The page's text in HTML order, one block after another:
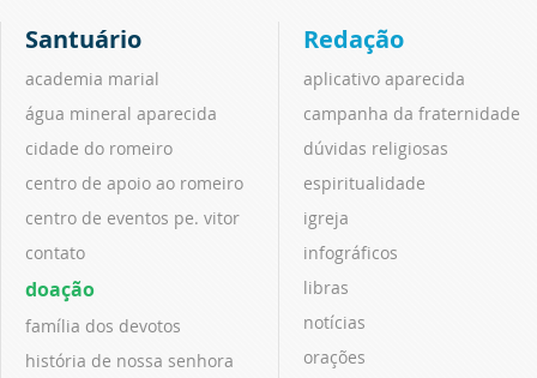
Santuário
academia marial
água mineral aparecida
cidade do romeiro
centro de apoio ao romeiro
centro de eventos pe. vitor
contato
doação
família dos devotos
história de nossa senhora
Redação
aplicativo aparecida
campanha da fraternidade
dúvidas religiosas
espiritualidade
igreja
infográficos
libras
notícias
orações